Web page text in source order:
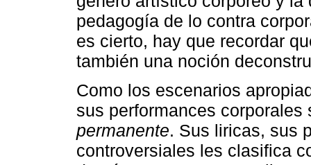
pedagogía de lo contra
es cierto, hay que recordar
también una noción
Como los escenarios
sus performances
permanente. Sus liricas, sus
controversiales les clasifica